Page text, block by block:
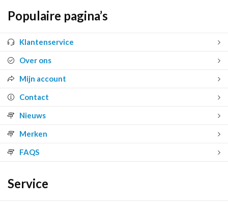
Populaire pagina’s
Klantenservice
Over ons
Mijn account
Contact
Nieuws
Merken
FAQS
Service